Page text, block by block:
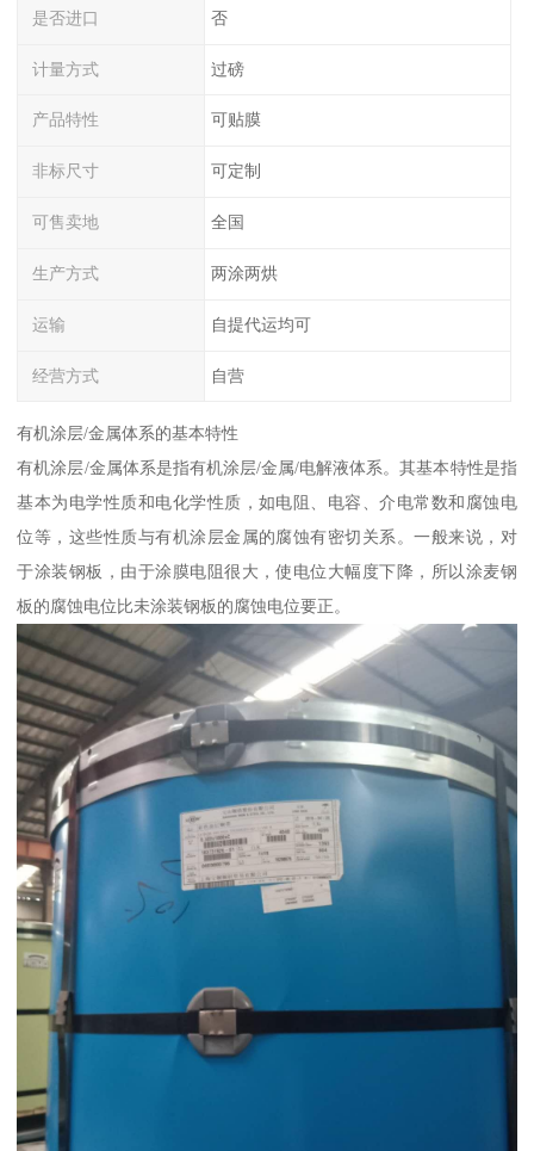
是否进口 否
计量方式 过磅
产品特性 可贴膜
非标尺寸 可定制
可售卖地 全国
生产方式 两涂两烘
运输 自提代运均可
经营方式 自营
有机涂层/金属体系的基本特性
有机涂层/金属体系是指有机涂层/金属/电解液体系。其基本特性是指
基本为电学性质和电化学性质，如电阻、电容、介电常数和腐蚀电
位等，这些性质与有机涂层金属的腐蚀有密切关系。一般来说，对
于涂装钢板，由于涂膜电阻很大，使电位大幅度下降，所以涂麦钢
板的腐蚀电位比未涂装钢板的腐蚀电位要正。